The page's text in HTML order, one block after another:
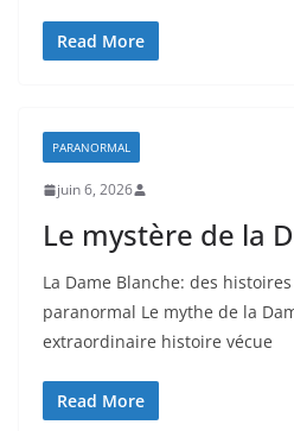
Read More
PARANORMAL
juin 6, 2026
Le mystère de la
La Dame Blanche: des
paranormal Le mythe de la
extraordinaire histoire vécue
Read More